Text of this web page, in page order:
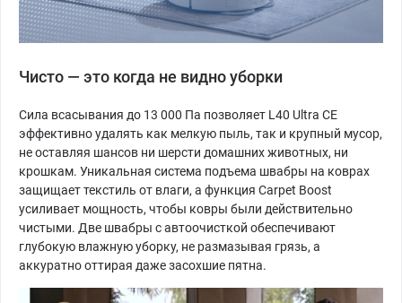
Чисто — это когда не видно уборки
Сила всасывания до 13 000 Па позволяет L40 Ultra CE
эффективно удалять как мелкую пыль, так и крупный мусор,
не оставляя шансов ни шерсти домашних животных, ни
крошкам. Уникальная система подъема швабры на коврах
защищает текстиль от влаги, а функция Carpet Boost
усиливает мощность, чтобы ковры были действительно
чистыми. Две швабры с автоочисткой обеспечивают
глубокую влажную уборку, не размазывая грязь, а
аккуратно оттирая даже засохшие пятна.